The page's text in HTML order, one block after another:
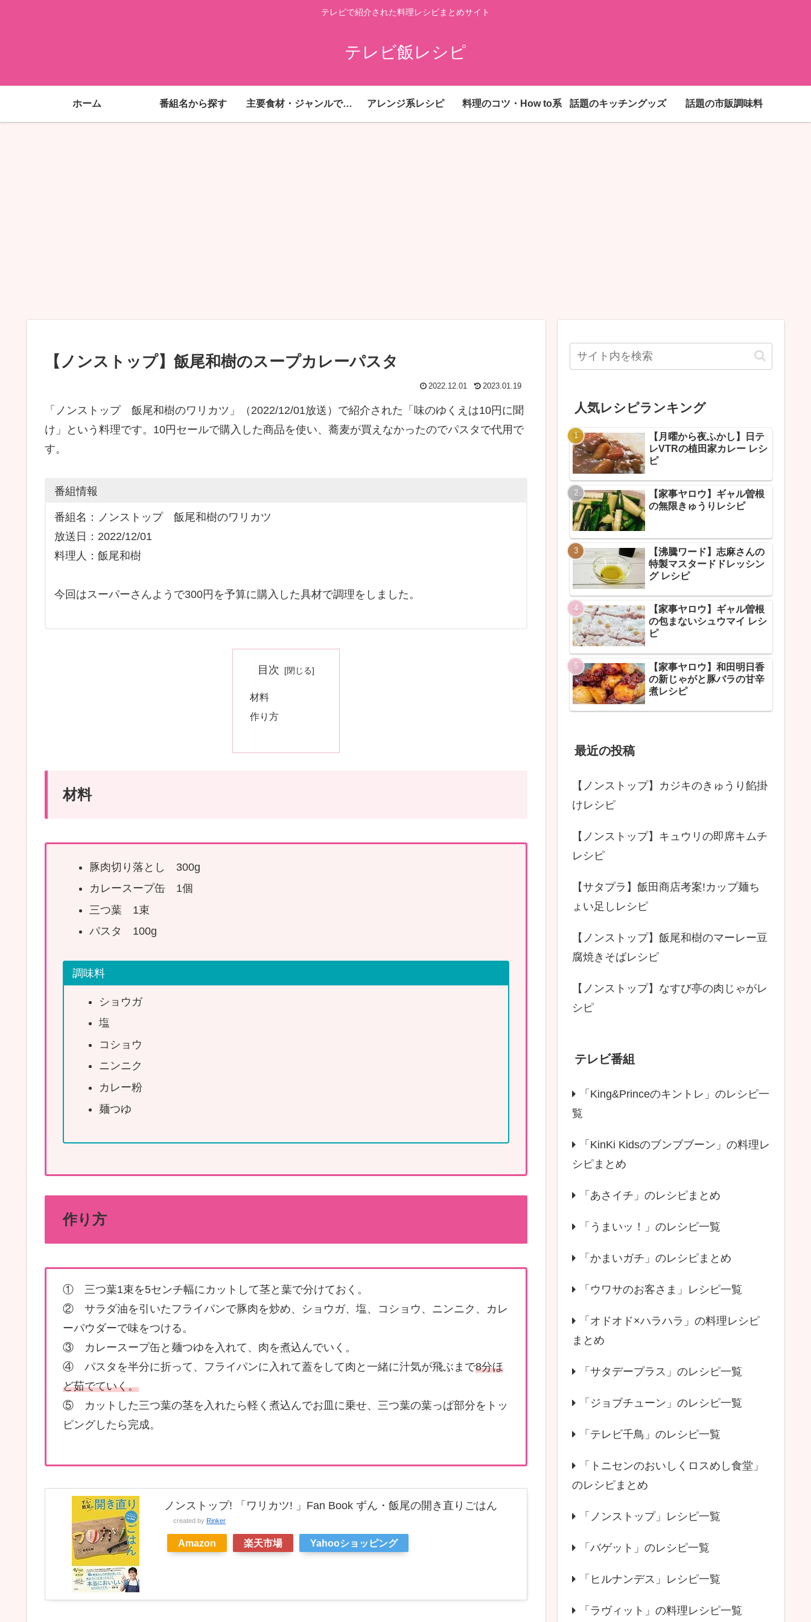
テレビで紹介された料理レシピまとめサイト
テレビ飯レシピ
ホーム 番組名から探す 主要食材・ジャンルで探す アレンジ系レシピ 料理のコツ・How to系 話題のキッチングッズ 話題の市販調味料
【ノンストップ】飯尾和樹のスープカレーパスタ
2022.12.01 2023.01.19
「ノンストップ 飯尾和樹のワリカツ」（2022/12/01放送）で紹介された「味のゆくえは10円に聞
け」という料理です。10円セールで購入した商品を使い、蕎麦が買えなかったのでパスタで代用で
す。
番組情報
番組名：ノンストップ 飯尾和樹のワリカツ
放送日：2022/12/01
料理人：飯尾和樹
今回はスーパーさんようで300円を予算に購入した具材で調理をしました。
目次
材料
作り方
材料
豚肉切り落とし 300g
カレースープ缶 1個
三つ葉 1束
パスタ 100g
調味料
ショウガ
塩
コショウ
ニンニク
カレー粉
麺つゆ
作り方
① 三つ葉1束を5センチ幅にカットして茎と葉で分けておく。
② サラダ油を引いたフライパンで豚肉を炒め、ショウガ、塩、コショウ、ニンニク、カレ
ーパウダーで味をつける。
③ カレースープ缶と麺つゆを入れて、肉を煮込んでいく。
④ パスタを半分に折って、フライパンに入れて蓋をして肉と一緒に汁気が飛ぶまで8分ほ
ど茹でていく。
⑤ カットした三つ葉の茎を入れたら軽く煮込んでお皿に乗せ、三つ葉の葉っぱ部分をトッ
ピングしたら完成。
ノンストップ! 「ワリカツ! 」Fan Book ずん・飯尾の開き直りごはん
created by Rinker
Amazon 楽天市場 Yahooショッピング
人気レシピランキング
【月曜から夜ふかし】日テ
レVTRの植田家カレー レシ
ピ
【家事ヤロウ】ギャル曽根
の無限きゅうりレシピ
【沸騰ワード】志麻さんの
特製マスタードドレッシン
グ レシピ
【家事ヤロウ】ギャル曽根
の包まないシュウマイ レシ
ピ
【家事ヤロウ】和田明日香
の新じゃがと豚バラの甘辛
煮レシピ
最近の投稿
【ノンストップ】カジキのきゅうり餡掛
けレシピ
【ノンストップ】キュウリの即席キムチ
レシピ
【サタプラ】飯田商店考案!カップ麺ち
ょい足しレシピ
【ノンストップ】飯尾和樹のマーレー豆
腐焼きそばレシピ
【ノンストップ】なすび亭の肉じゃがレ
シピ
テレビ番組
「King&Princeのキントレ」のレシピ一
覧
「KinKi Kidsのブンブブーン」の料理レ
シピまとめ
「あさイチ」のレシピまとめ
「うまいッ！」のレシピ一覧
「かまいガチ」のレシピまとめ
「ウワサのお客さま」レシピ一覧
「オドオド×ハラハラ」の料理レシピ
まとめ
「サタデープラス」のレシピ一覧
「ジョブチューン」のレシピ一覧
「テレビ千鳥」のレシピ一覧
「トニセンのおいしくロスめし食堂」
のレシピまとめ
「ノンストップ」レシピ一覧
「バゲット」のレシピ一覧
「ヒルナンデス」レシピ一覧
「ラヴィット」の料理レシピ一覧